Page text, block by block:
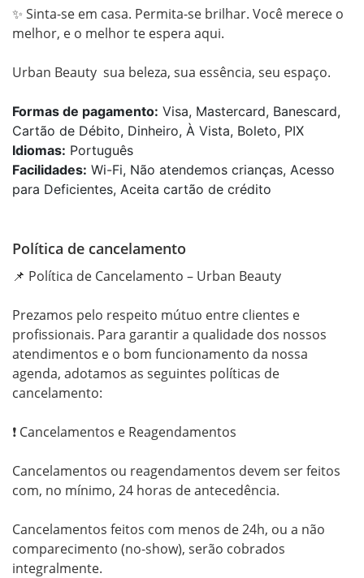
✨ Sinta-se em casa. Permita-se brilhar. Você merece o
melhor, e o melhor te espera aqui.
Urban Beauty  sua beleza, sua essência, seu espaço.
Formas de pagamento: Visa, Mastercard, Banescard,
Cartão de Débito, Dinheiro, À Vista, Boleto, PIX
Idiomas: Português
Facilidades: Wi-Fi, Não atendemos crianças, Acesso
para Deficientes, Aceita cartão de crédito
Política de cancelamento
📌 Política de Cancelamento – Urban Beauty
Prezamos pelo respeito mútuo entre clientes e
profissionais. Para garantir a qualidade dos nossos
atendimentos e o bom funcionamento da nossa
agenda, adotamos as seguintes políticas de
cancelamento:
❗ Cancelamentos e Reagendamentos
Cancelamentos ou reagendamentos devem ser feitos
com, no mínimo, 24 horas de antecedência.
Cancelamentos feitos com menos de 24h, ou a não
comparecimento (no-show), serão cobrados
integralmente.